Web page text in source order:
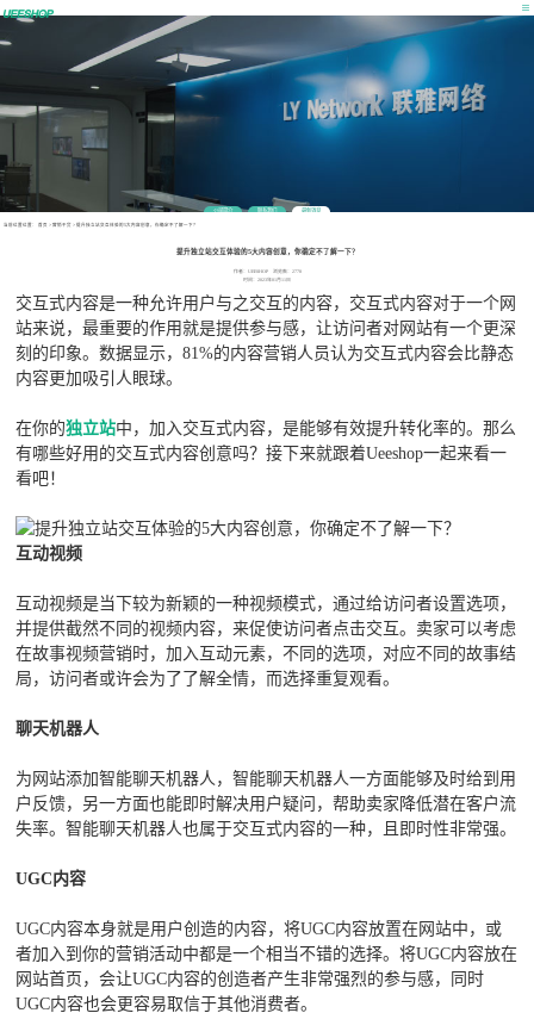
公司简介 联系我们 最新消息
当前位置位置： 首页 > 营销干货> 提升独立站交互体验的5大内容创意，你确定不了解一下？
提升独立站交互体验的5大内容创意，你确定不了解一下？
作者：UEESHOP 浏览数：2778
时间：2023年01月11日
交互式内容是一种允许用户与之交互的内容，交互式内容对于一个网
站来说，最重要的作用就是提供参与感，让访问者对网站有一个更深
刻的印象。数据显示，81%的内容营销人员认为交互式内容会比静态
内容更加吸引人眼球。
在你的独立站中，加入交互式内容，是能够有效提升转化率的。那么
有哪些好用的交互式内容创意吗？接下来就跟着Ueeshop一起来看一
看吧！
互动视频
互动视频是当下较为新颖的一种视频模式，通过给访问者设置选项，
并提供截然不同的视频内容，来促使访问者点击交互。卖家可以考虑
在故事视频营销时，加入互动元素，不同的选项，对应不同的故事结
局，访问者或许会为了了解全情，而选择重复观看。
聊天机器人
为网站添加智能聊天机器人，智能聊天机器人一方面能够及时给到用
户反馈，另一方面也能即时解决用户疑问，帮助卖家降低潜在客户流
失率。智能聊天机器人也属于交互式内容的一种，且即时性非常强。
UGC内容
UGC内容本身就是用户创造的内容，将UGC内容放置在网站中，或
者加入到你的营销活动中都是一个相当不错的选择。将UGC内容放在
网站首页，会让UGC内容的创造者产生非常强烈的参与感，同时
UGC内容也会更容易取信于其他消费者。